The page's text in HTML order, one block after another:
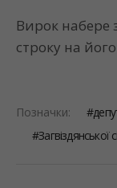
Вирок набере
строку на
Позначки:
Загвіздянської